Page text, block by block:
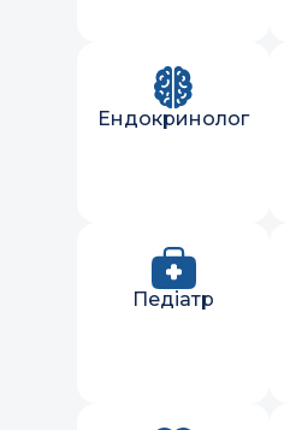
Ендокринолог
Педіатр